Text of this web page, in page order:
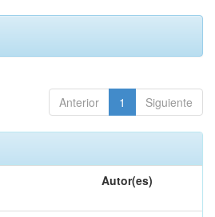
Anterior 1 Siguiente
Autor(es)